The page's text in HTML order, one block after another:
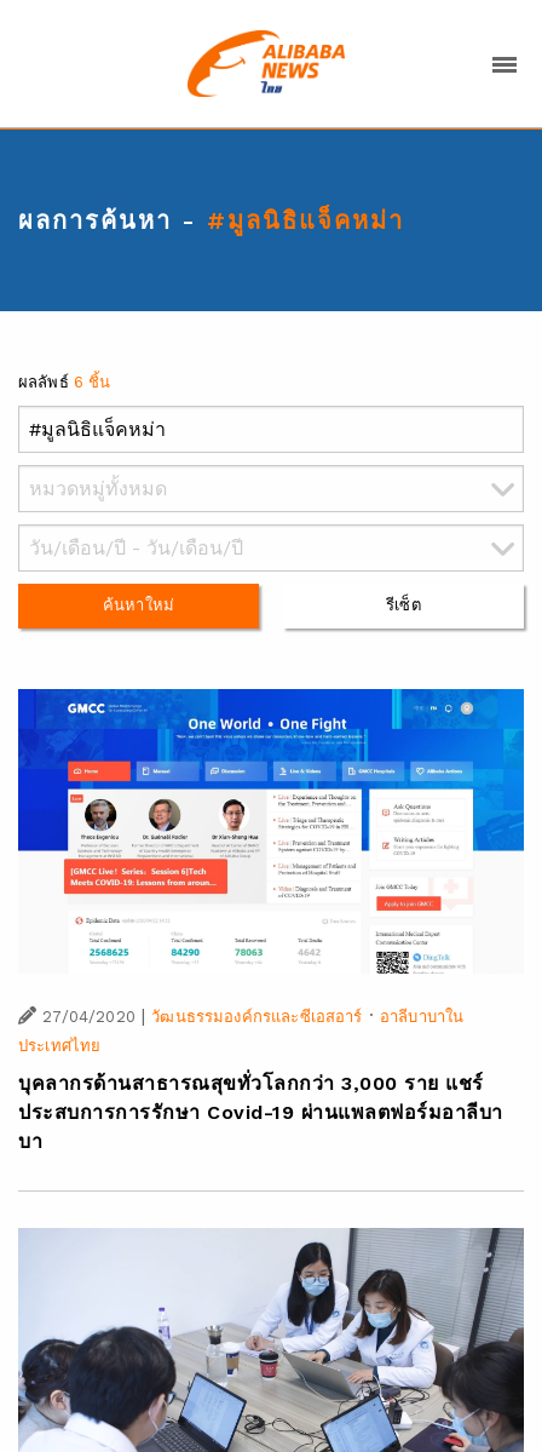
ผลการค้นหา - #มูลนิธิแจ็คหม่า
ผลลัพธ์ 6 ชิ้น
ค้นหาใหม่ รีเซ็ต
27/04/2020 | วัฒนธรรมองค์กรและซีเอสอาร์ · อาลีบาบาใน
ประเทศไทย
บุคลากรด้านสาธารณสุขทั่วโลกกว่า 3,000 ราย แชร์
ประสบการการรักษา Covid-19 ผ่านแพลตฟอร์มอาลีบา
บา